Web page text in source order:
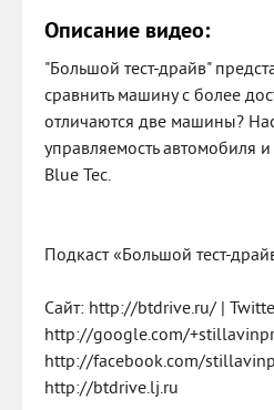
Описание видео:
"Большой тест-драйв"
сравнить машину с более
отличаются две машины?
управляемость автомобиля
Blue Tec.
Подкаст «Большой тест-
Сайт: http://btdrive.ru/ |
http://google.com/
http://facebook.com/
http://btdrive.lj.ru